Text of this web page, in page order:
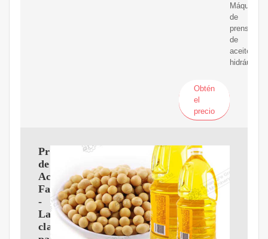
Máquina
de
prensa
de
aceite
hidráulico1
Obtén
el
precio
Prensas
de
Aceite
Farmet
-
La
clave